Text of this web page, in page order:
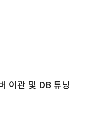
이관 및 DB 튜닝